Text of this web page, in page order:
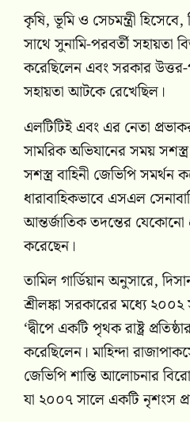
কৃষি, ভূমি ও সেচমন্ত্রী
সাথে সুনামি-পরবর্তী সহায়তা
করেছিলেন এবং সরকার উত্তর-
সহায়তা আটকে রেখেছিল।
এলটিটিই এবং এর নেতা
সামরিক অভিযানের সময়
সশস্ত্র বাহিনী জেভিপি সমর্থন
ধারাবাহিকভাবে এসএল
আন্তর্জাতিক তদন্তের যেকোনো
করেছেন।
তামিল গার্ডিয়ান অনুসারে,
শ্রীলঙ্কা সরকারের মধ্যে ২০০২
‘দ্বীপে একটি পৃথক রাষ্ট্র
করেছিলেন। মাহিন্দা
জেভিপি শান্তি আলোচনার
যা ২০০৭ সালে একটি নৃশংস